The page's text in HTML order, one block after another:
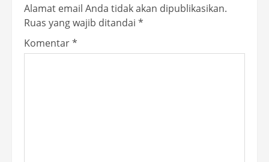
Alamat email Anda tidak akan dipublikasikan.
Ruas yang wajib ditandai *
Komentar*